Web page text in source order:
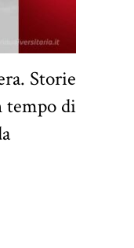
Storie
tempo di